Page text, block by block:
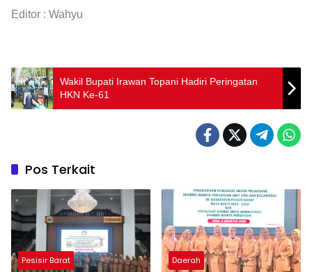
Editor : Wahyu
Wakil Bupati Irawan Topani Hadiri Peringatan
HKN Ke-61
Pos Terkait
Pesisir Barat Daerah